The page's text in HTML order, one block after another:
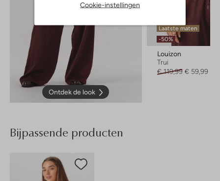
Cookie-instellingen
Ontdek de look
Laatste maten
-50%
Louizon
Trui
€ 119,99 € 59,99
Bijpassende producten